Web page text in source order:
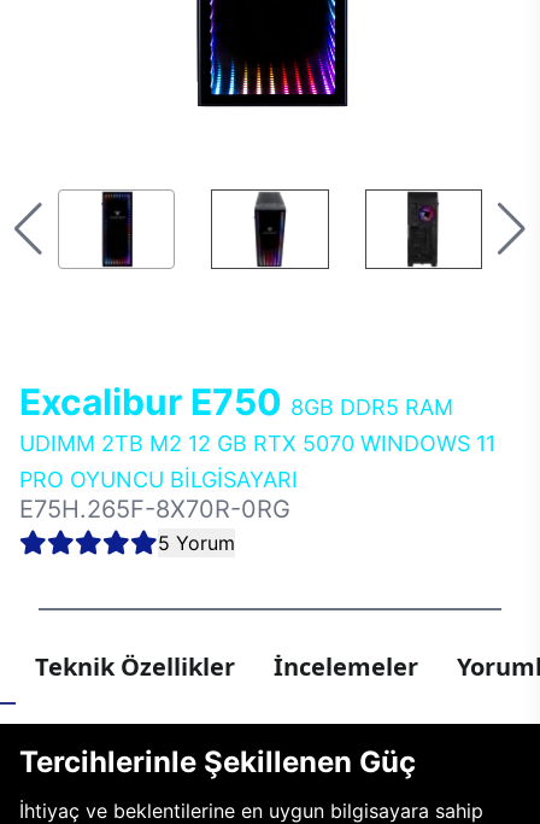
Excalibur E750 8GB DDR5 RAM
UDIMM 2TB M2 12 GB RTX 5070 WINDOWS 11
PRO OYUNCU BİLGİSAYARI
E75H.265F-8X70R-0RG
5 Yorum
Teknik Özellikler İncelemeler
Tercihlerinle Şekillenen Güç
İhtiyaç ve beklentilerine en uygun bilgisayara sahip